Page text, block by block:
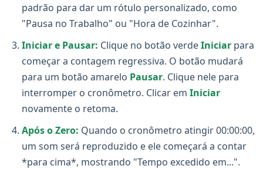
padrão para dar um rótulo personalizado, como
"Pausa no Trabalho" ou "Hora de Cozinhar".
Iniciar e Pausar: Clique no botão verdeIniciar para
começar a contagem regressiva. O botão mudará
para um botão amarelo Pausar. Clique nele para
interromper o cronômetro. Clicar em Iniciar
novamente o retoma.
Após o Zero: Quando o cronômetro atingir 00:00:00,
um som será reproduzido e ele começará a contar
*para cima*, mostrando "Tempo excedido em...".